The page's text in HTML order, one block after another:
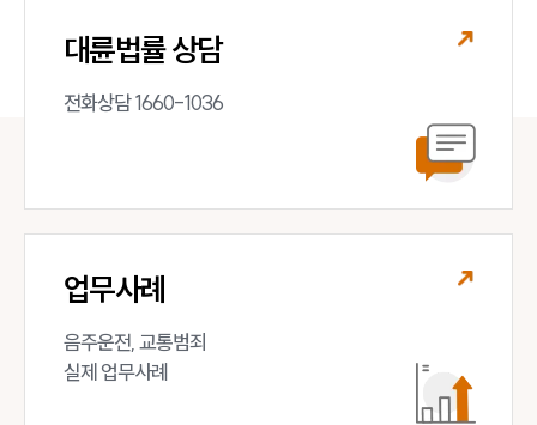
대륜법률 상담
전화상담 1660-1036
업무사례
음주운전, 교통범죄
실제 업무사례